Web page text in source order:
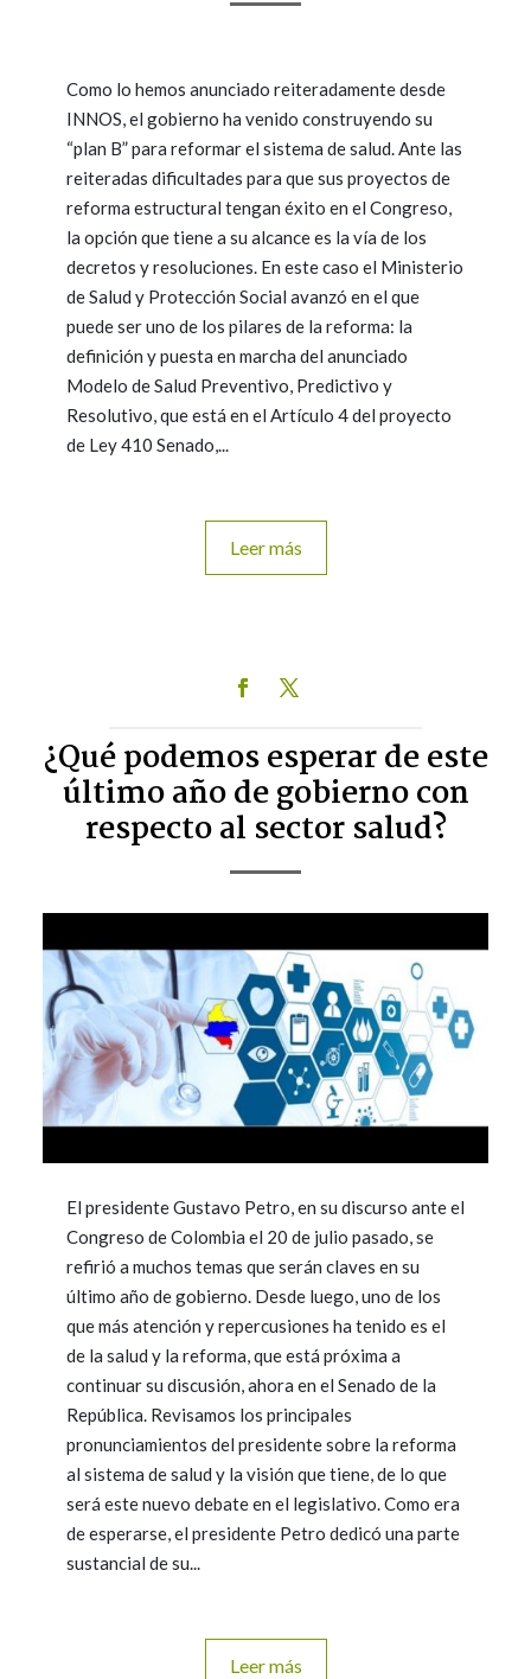
Como lo hemos anunciado reiteradamente desde
INNOS, el gobierno ha venido construyendo su
“plan B” para reformar el sistema de salud. Ante las
reiteradas dificultades para que sus proyectos de
reforma estructural tengan éxito en el Congreso,
la opción que tiene a su alcance es la vía de los
decretos y resoluciones. En este caso el Ministerio
de Salud y Protección Social avanzó en el que
puede ser uno de los pilares de la reforma: la
definición y puesta en marcha del anunciado
Modelo de Salud Preventivo, Predictivo y
Resolutivo, que está en el Artículo 4 del proyecto
de Ley 410 Senado,...
Leer más
¿Qué podemos esperar de este
último año de gobierno con
respecto al sector salud?
El presidente Gustavo Petro, en su discurso ante el
Congreso de Colombia el 20 de julio pasado, se
refirió a muchos temas que serán claves en su
último año de gobierno. Desde luego, uno de los
que más atención y repercusiones ha tenido es el
de la salud y la reforma, que está próxima a
continuar su discusión, ahora en el Senado de la
República. Revisamos los principales
pronunciamientos del presidente sobre la reforma
al sistema de salud y la visión que tiene, de lo que
será este nuevo debate en el legislativo. Como era
de esperarse, el presidente Petro dedicó una parte
sustancial de su...
Leer más